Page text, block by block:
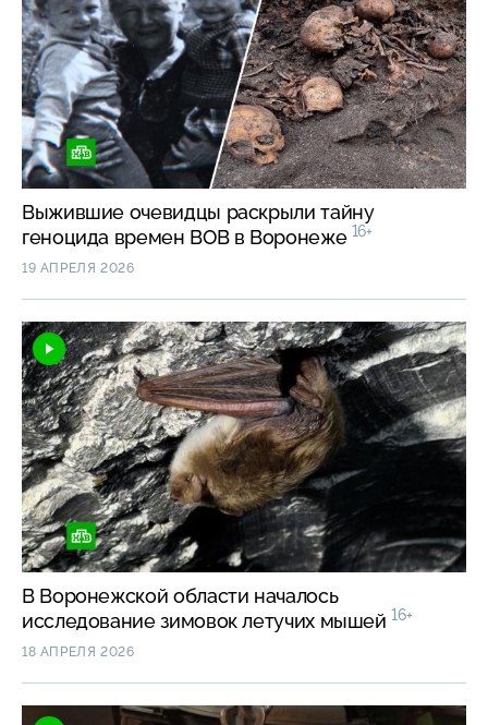
Выжившие очевидцы раскрыли тайну
геноцида времен ВОВ в Воронеже 16+
19 АПРЕЛЯ 2026
В Воронежской области началось
исследование зимовок летучих мышей 16+
18 АПРЕЛЯ 2026